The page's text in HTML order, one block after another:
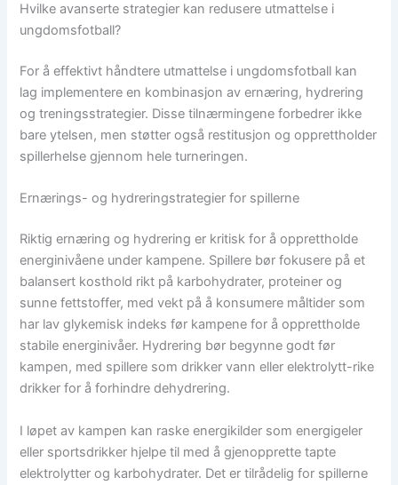
Hvilke avanserte strategier kan redusere utmattelse i
ungdomsfotball?
For å effektivt håndtere utmattelse i ungdomsfotball kan
lag implementere en kombinasjon av ernæring, hydrering
og treningsstrategier. Disse tilnærmingene forbedrer ikke
bare ytelsen, men støtter også restitusjon og opprettholder
spillerhelse gjennom hele turneringen.
Ernærings- og hydreringstrategier for spillerne
Riktig ernæring og hydrering er kritisk for å opprettholde
energinivåene under kampene. Spillere bør fokusere på et
balansert kosthold rikt på karbohydrater, proteiner og
sunne fettstoffer, med vekt på å konsumere måltider som
har lav glykemisk indeks før kampene for å opprettholde
stabile energinivåer. Hydrering bør begynne godt før
kampen, med spillere som drikker vann eller elektrolytt-rike
drikker for å forhindre dehydrering.
I løpet av kampen kan raske energikilder som energigeler
eller sportsdrikker hjelpe til med å gjenopprette tapte
elektrolytter og karbohydrater. Det er tilrådelig for spillerne